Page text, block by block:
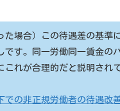
場合）この待遇差の基準
です。同一労働同一賃金の
れが合理的だと説明され
の非正規労働者の待遇改善